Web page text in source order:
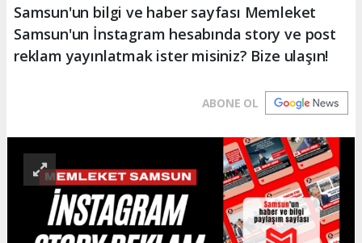
Samsun'un bilgi ve haber sayfası Memleket
Samsun'un İnstagram hesabında story ve post
reklam yayınlatmak ister misiniz? Bize ulaşın!
ABONE OL